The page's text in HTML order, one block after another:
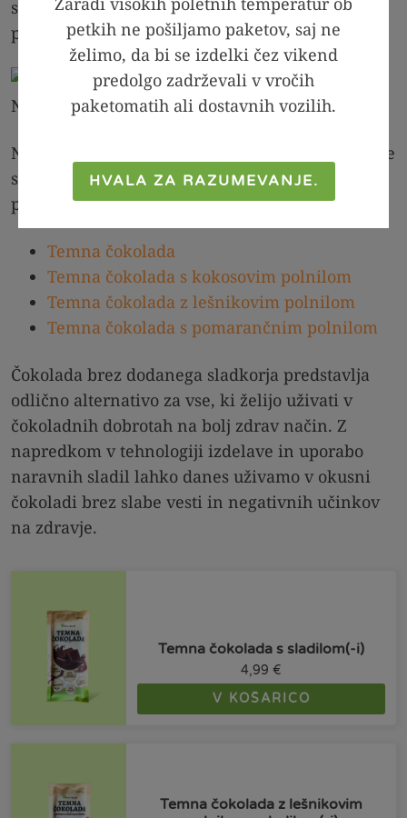
sladkorja, bo pa vseeno zadovoljila vašo potrebo
po sladkem in pomagala prebroditi postni čas.
CELA ČOKOLADA vsebuje SAMO 0,5 g
NARAVNO prisotnih sladkorjev!
Na voljo so klasična temna čokolada ter čokolade
s kokosovim, lešnikovim in pomarančnim
polnilom.
Temna čokolada
Temna čokolada s kokosovim polnilom
Temna čokolada z lešnikovim polnilom
Temna čokolada s pomarančnim polnilom
Čokolada brez dodanega sladkorja predstavlja
odlično alternativo za vse, ki želijo uživati v
čokoladnih dobrotah na bolj zdrav način. Z
napredkom v tehnologiji izdelave in uporabo
naravnih sladil lahko danes uživamo v okusni
čokoladi brez slabe vesti in negativnih učinkov
na zdravje.
Temna čokolada s sladilom(-i)
4,99€
V KOŠARICO
Temna čokolada z lešnikovim
petkih ne pošiljamo paketov, saj ne
želimo, da bi se izdelki čez vikend
predolgo zadrževali v vročih
paketomatih ali dostavnih vozilih.
HVALA ZA RAZUMEVANJE.